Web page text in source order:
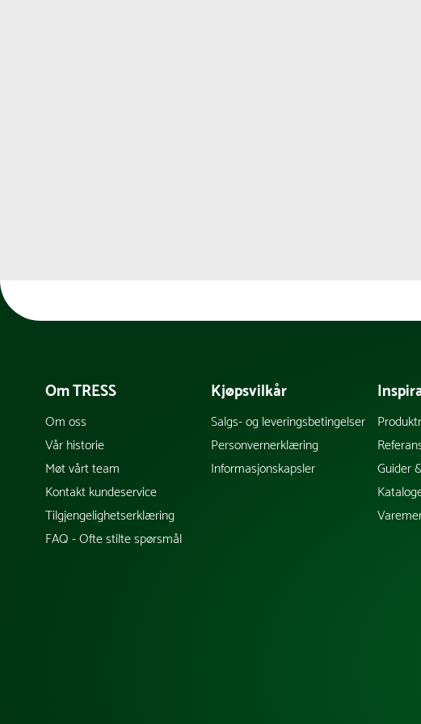
Om TRESS
Om oss
Vår historie
Møt vårt team
Kontakt kundeservice
Tilgjengelighetserklæring
FAQ - Ofte stilte spørsmål
Kjøpsvilkår
Salgs- og leveringsbetingelser
Personvernerklæring
Informasjonskapsler
Guider